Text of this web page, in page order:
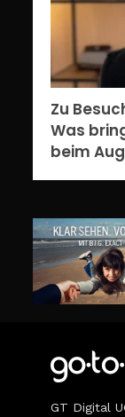
Zu
Was
beim
GT Digital